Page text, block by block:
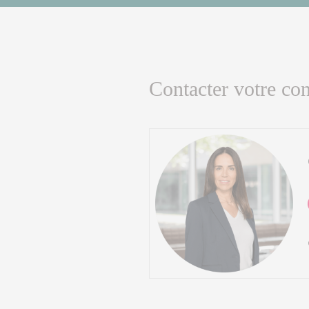
Contacter votre